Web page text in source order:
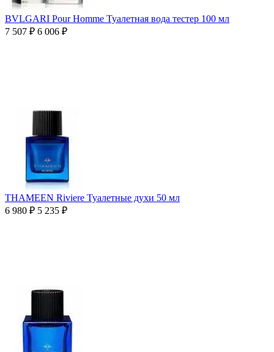
BVLGARI Pour Homme Туалетная вода тестер 100 мл
7 507 ₽ 6 006 ₽
THAMEEN Riviere Туалетные духи 50 мл
6 980 ₽ 5 235 ₽